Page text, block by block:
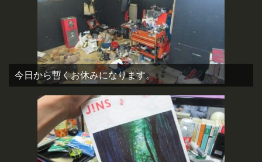
今日から暫くお休みになります。